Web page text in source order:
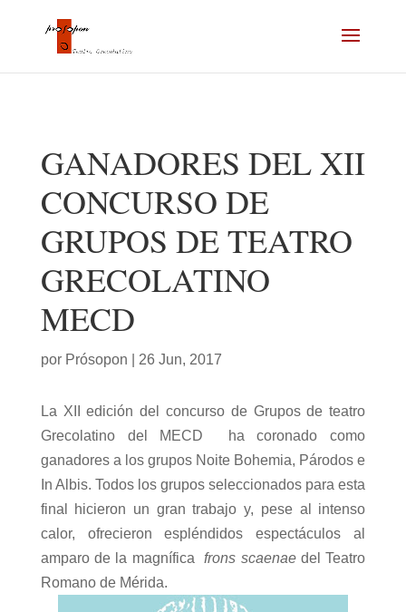
GANADORES DEL XII
CONCURSO DE
GRUPOS DE TEATRO
GRECOLATINO
MECD
por Prósopon 26 Jun, 2017
La XII edición del concurso de Grupos de teatro
Grecolatino del MECD ha coronado como
ganadores a los grupos Noite Bohemia, Párodos e
In Albis. Todos los grupos seleccionados para esta
final hicieron un gran trabajo y, pese al intenso
calor, ofrecieron espléndidos espectáculos al
amparo de la magníficafrons scaenaedel Teatro
Romano de Mérida.